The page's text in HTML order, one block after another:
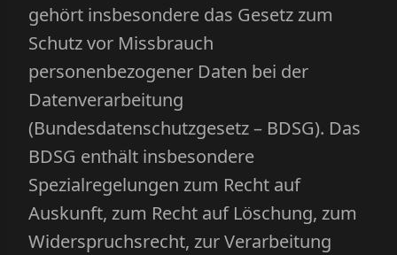
gehört insbesondere das Gesetz zum
Schutz vor Missbrauch
personenbezogener Daten bei der
Datenverarbeitung
(Bundesdatenschutzgesetz – BDSG). Das
BDSG enthält insbesondere
Spezialregelungen zum Recht auf
Auskunft, zum Recht auf Löschung, zum
Widerspruchsrecht, zur Verarbeitung